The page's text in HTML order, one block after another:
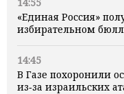
«Единая Россия»
избирательном
14:45
В Газе похоронили
из‑за израильских